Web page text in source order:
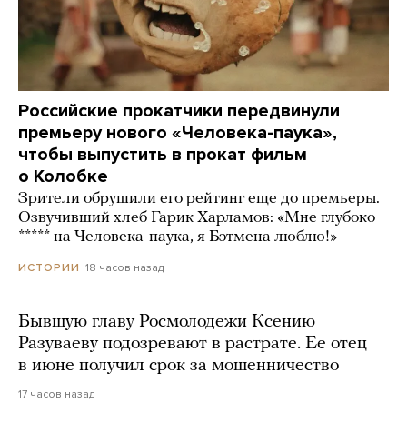
Российские прокатчики передвинули
премьеру нового «Человека-паука»,
чтобы выпустить в прокат фильм
о Колобке
Зрители обрушили его рейтинг еще до премьеры.
Озвучивший хлеб Гарик Харламов: «Мне глубоко
***** на Человека-паука, я Бэтмена люблю!»
ИСТОРИИ 18 часов назад
Бывшую главу Росмолодежи Ксению
Разуваеву подозревают в растрате. Ее отец
в июне получил срок за мошенничество
17 часов назад